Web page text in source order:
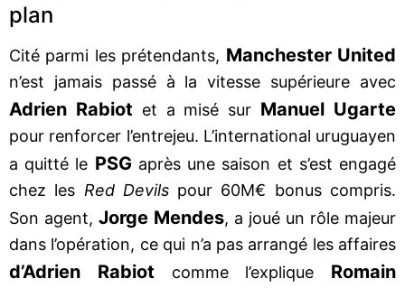
plan
Cité parmi les prétendants, Manchester United
n’est jamais passé à la vitesse supérieure avec
Adrien Rabiot et a misé sur Manuel Ugarte
pour renforcer l’entrejeu. L’international uruguayen
a quitté le PSGaprès une saison et s’est engagé
chez les Red Devilspour 60M€ bonus compris.
Son agent, Jorge Mendes, a joué un rôle majeur
dans l’opération, ce qui n’a pas arrangé les affaires
d’Adrien Rabiot comme l’explique Romain